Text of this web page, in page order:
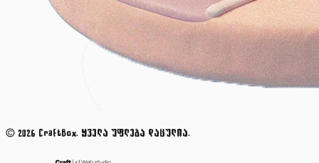
© 2026 CraftBox. ყველა უფლება დაცულია.